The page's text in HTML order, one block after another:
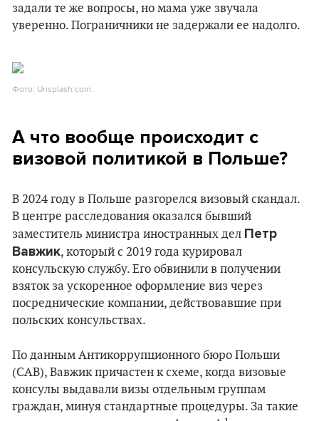
задали те же вопросы, но мама уже звучала
уверенно. Пограничники не задержали ее надолго.
Фото: Unsplash.com.
А что вообще происходит с
визовой политикой в Польше?
В 2024 году в Польше разгорелся визовый скандал.
В центре расследования оказался бывший
заместитель министра иностранных дел Петр
Вавжик, который с 2019 года курировал
консульскую службу. Его обвинили в получении
взяток за ускоренное оформление виз через
посреднические компании, действовавшие при
польских консульствах.
По данным Антикоррупционного бюро Польши
(CAB), Вавжик причастен к схеме, когда визовые
консулы выдавали визы отдельным группам
граждан, минуя стандартные процедуры. За такие